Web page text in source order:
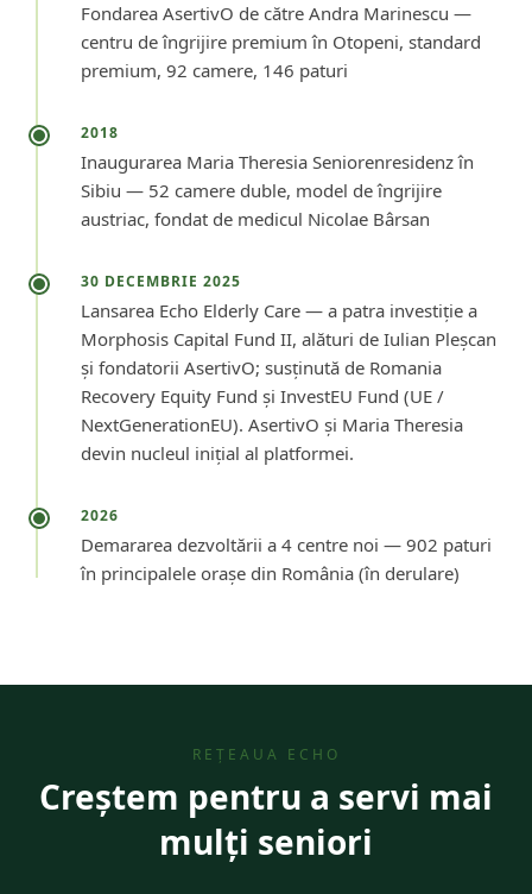
Fondarea AsertivO de către Andra Marinescu —
centru de îngrijire premium în Otopeni, standard
premium, 92 camere, 146 paturi
2018
Inaugurarea Maria Theresia Seniorenresidenz în
Sibiu — 52 camere duble, model de îngrijire
austriac, fondat de medicul Nicolae Bârsan
30 DECEMBRIE 2025
Lansarea Echo Elderly Care — a patra investiție a
Morphosis Capital Fund II, alături de Iulian Pleșcan
și fondatorii AsertivO; susținută de Romania
Recovery Equity Fund și InvestEU Fund (UE /
NextGenerationEU). AsertivO și Maria Theresia
devin nucleul inițial al platformei.
2026
Demararea dezvoltării a 4 centre noi — 902 paturi
în principalele orașe din România (în derulare)
REȚEAUA ECHO
Creștem pentru a servi mai
mulți seniori